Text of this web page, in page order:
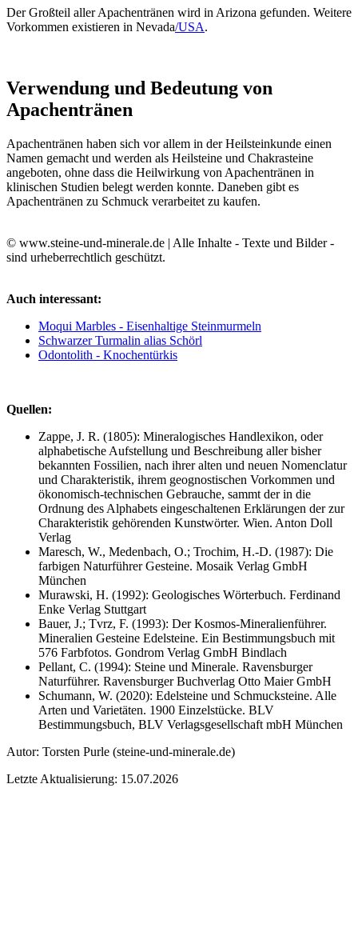
Der Großteil aller Apachentränen wird in Arizona gefunden. Weitere
Vorkommen existieren in Nevada/USA.
Verwendung und Bedeutung von
Apachentränen
Apachentränen haben sich vor allem in der Heilsteinkunde einen
Namen gemacht und werden als Heilsteine und Chakrasteine
angeboten, ohne dass die Heilwirkung von Apachentränen in
klinischen Studien belegt werden konnte. Daneben gibt es
Apachentränen zu Schmuck verarbeitet zu kaufen.
© www.steine-und-minerale.de | Alle Inhalte - Texte und Bilder -
sind urheberrechtlich geschützt.
Auch interessant:
Moqui Marbles - Eisenhaltige Steinmurmeln
Schwarzer Turmalin alias Schörl
Odontolith - Knochentürkis
Quellen:
Zappe, J. R. (1805): Mineralogisches Handlexikon, oder
alphabetische Aufstellung und Beschreibung aller bisher
bekannten Fossilien, nach ihrer alten und neuen Nomenclatur
und Charakteristik, ihrem geognostischen Vorkommen und
ökonomisch-technischen Gebrauche, sammt der in die
Ordnung des Alphabets eingeschaltenen Erklärungen der zur
Charakteristik gehörenden Kunstwörter. Wien. Anton Doll
Verlag
Maresch, W., Medenbach, O.; Trochim, H.-D. (1987): Die
farbigen Naturführer Gesteine. Mosaik Verlag GmbH
München
Murawski, H. (1992): Geologisches Wörterbuch. Ferdinand
Enke Verlag Stuttgart
Bauer, J.; Tvrz, F. (1993): Der Kosmos-Mineralienführer.
Mineralien Gesteine Edelsteine. Ein Bestimmungsbuch mit
576 Farbfotos. Gondrom Verlag GmbH Bindlach
Pellant, C. (1994): Steine und Minerale. Ravensburger
Naturführer. Ravensburger Buchverlag Otto Maier GmbH
Schumann, W. (2020): Edelsteine und Schmucksteine. Alle
Arten und Varietäten. 1900 Einzelstücke. BLV
Bestimmungsbuch, BLV Verlagsgesellschaft mbH München
Autor: Torsten Purle (steine-und-minerale.de)
Letzte Aktualisierung: 15.07.2026